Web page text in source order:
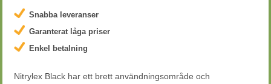
Snabba leveranser
Garanterat låga priser
Enkel betalning
Nitrylex Black har ett brett användningsområde och